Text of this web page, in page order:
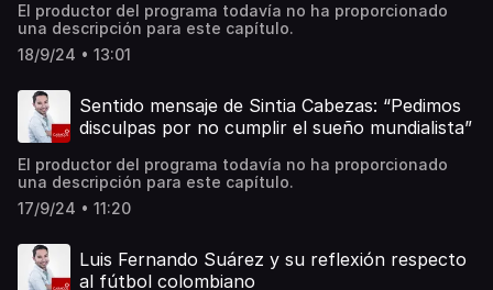
El productor del programa todavía no ha proporcionado
una descripción para este capítulo.
18/9/24 • 13:01
Sentido mensaje de Sintia Cabezas: “Pedimos
disculpas por no cumplir el sueño mundialista”
El productor del programa todavía no ha proporcionado
una descripción para este capítulo.
17/9/24 • 11:20
Luis Fernando Suárez y su reflexión respecto
al fútbol colombiano